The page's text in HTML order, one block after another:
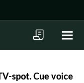
spot. Cue voice